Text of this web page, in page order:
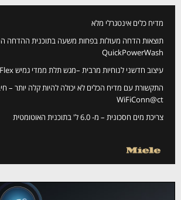
מדיח כלים אינטגרלי מלא
תוצאות הדחה מעולות בפחות משעה בתוכנית ההדחה
QuickPowerWash
עיצוב חדשני לנוחיות מרבית –מגש תלת ממדי גמיש 3D MultiFlex
התקשורת עם מדיח הכלים לא יכולה להיות קלה יותר –
WiFiConn@ct
צריכת מים חסכונית – מ- 6.0 ל' בתוכנית האוטומטית